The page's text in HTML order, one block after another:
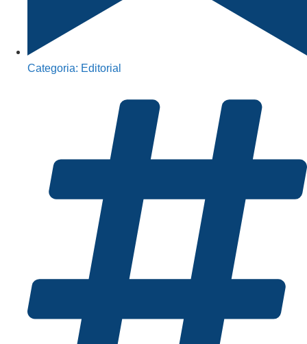
Categoria: Editorial